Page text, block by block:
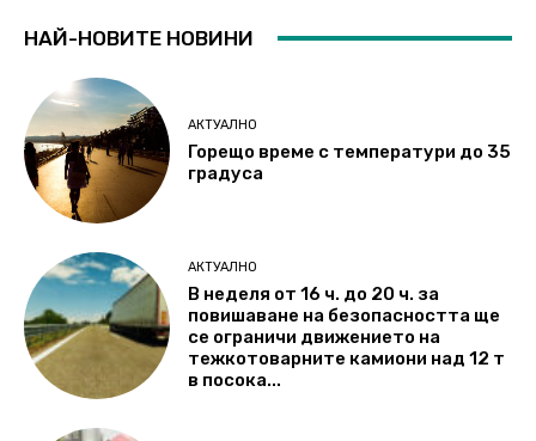
НАЙ-НОВИТЕ НОВИНИ
АКТУАЛНО
Горещо време с температури до 35
градуса
АКТУАЛНО
В неделя от 16 ч. до 20 ч. за
повишаване на безопасността ще
се ограничи движението на
тежкотоварните камиони над 12 т
в посока...